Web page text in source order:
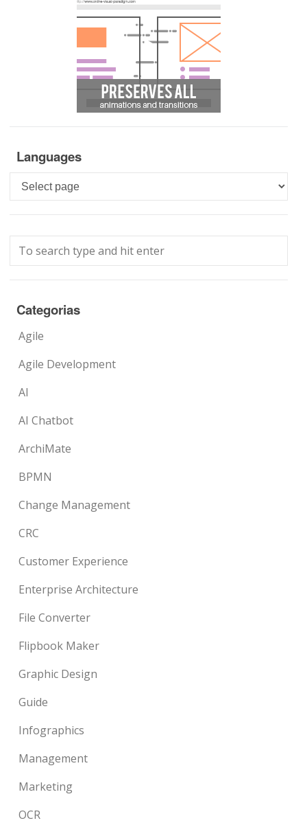
Languages
Languages
Categorias
Agile
Agile Development
AI
AI Chatbot
ArchiMate
BPMN
Change Management
CRC
Customer Experience
Enterprise Architecture
File Converter
Flipbook Maker
Graphic Design
Guide
Infographics
Management
Marketing
OCR